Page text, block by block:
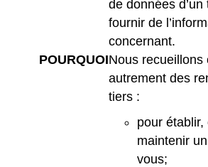
de données
fournir de
concernant.
POURQUOINous recueillons
autrement des
tiers :
pour
maintenir
vous;